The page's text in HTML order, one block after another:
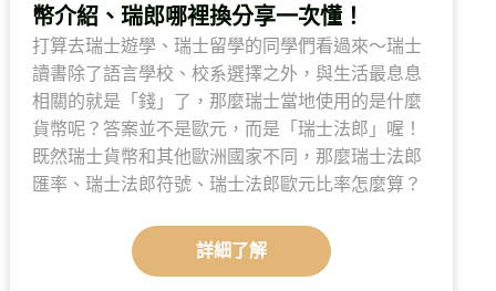
幣介紹、瑞郎哪裡換分享一次懂！
打算去瑞士遊學、瑞士留學的同學們看過來～瑞士
讀書除了語言學校、校系選擇之外，與生活最息息
相關的就是「錢」了，那麼瑞士當地使用的是什麼
貨幣呢？答案並不是歐元，而是「瑞士法郎」喔！
既然瑞士貨幣和其他歐洲國家不同，那麼瑞士法郎
匯率、瑞士法郎符號、瑞士法郎歐元比率怎麼算？
詳細了解